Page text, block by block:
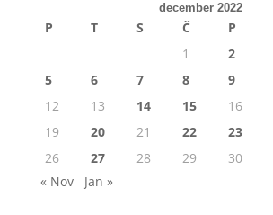
december 2022
P T S Č P
1
2
5
6 7 8 9
12
13 14 15 16
19
20 21 22 23
26
27 28 29 30
« Nov
Jan »